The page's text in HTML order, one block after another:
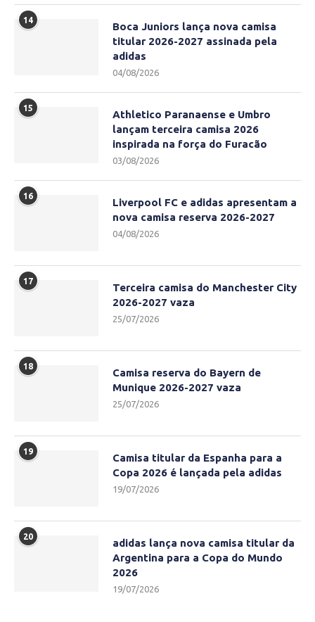
14
Boca Juniors lança nova camisa
titular 2026-2027 assinada pela
adidas
04/08/2026
15
Athletico Paranaense e Umbro
lançam terceira camisa 2026
inspirada na força do Furacão
03/08/2026
16
Liverpool FC e adidas apresentam a
nova camisa reserva 2026-2027
04/08/2026
17
Terceira camisa do Manchester City
2026-2027 vaza
25/07/2026
18
Camisa reserva do Bayern de
Munique 2026-2027 vaza
25/07/2026
19
Camisa titular da Espanha para a
Copa 2026 é lançada pela adidas
19/07/2026
20
adidas lança nova camisa titular da
Argentina para a Copa do Mundo
2026
19/07/2026